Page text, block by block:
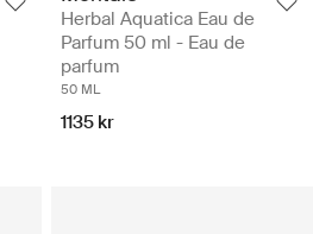
Herbal Aquatica Eau de
Parfum 50 ml - Eau de
parfum
50 ML
1135 kr